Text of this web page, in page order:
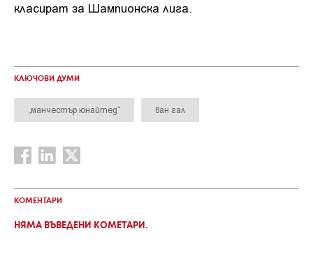
класират за Шампионска лига.
КЛЮЧОВИ ДУМИ
„манчестър юнайтед“ ван гал
КОМЕНТАРИ
НЯМА ВЪВЕДЕНИ КОМЕТАРИ.